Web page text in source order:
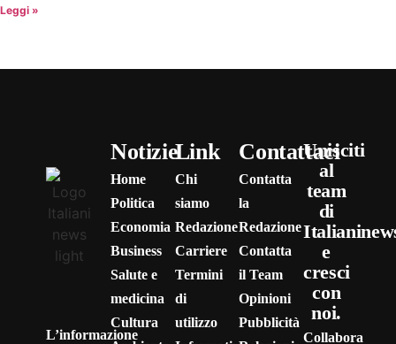
Leggi »
L’informazione
Notizie
Home
Politica
Economia
Business
Salute e
medicina
Cultura
Link
Chi
siamo
Redazione
Carriere
Termini
di
utilizzo
Contattaci
Contatta
la
Redazione
Contatta
il Team
Opinioni
Pubblicità
Unisciti
al
team
di
e
cresci
con
noi.
Collabora